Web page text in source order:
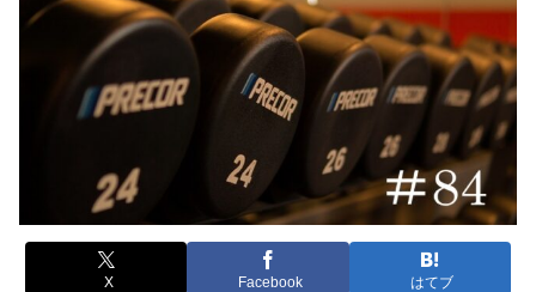
X Facebook はてブ